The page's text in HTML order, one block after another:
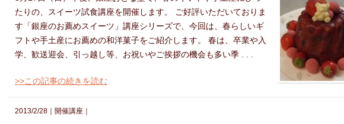
たりの、スイーツ試食講座を開催します。 ご好評いただいておりま
す「銀座のお薦めスイーツ」講座シリーズで、今回は、春らしいギ
フトや手土産にお薦めの和洋菓子をご紹介します。 春は、卒業や入
学、歓送迎会、引っ越し等、お祝いやご挨拶の機会も多い季 . . .
>>この記事の続きを読む
2013/2/28｜ 開催講座